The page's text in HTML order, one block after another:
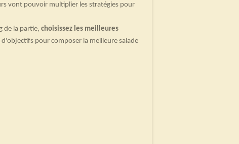
vont pouvoir multiplier les stratégies pour
de la partie, choisissez les meilleures
d'objectifs pour composer la meilleure salade